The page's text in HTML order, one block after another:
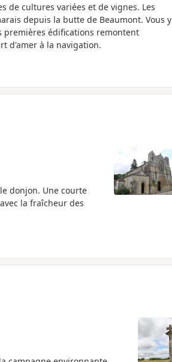
de cultures variées et de vignes. Les
depuis la butte de Beaumont. Vous y
premières édifications remontent
d'amer à la navigation.
donjon. Une courte
la fraîcheur des